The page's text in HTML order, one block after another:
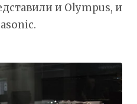
и Olympus, и